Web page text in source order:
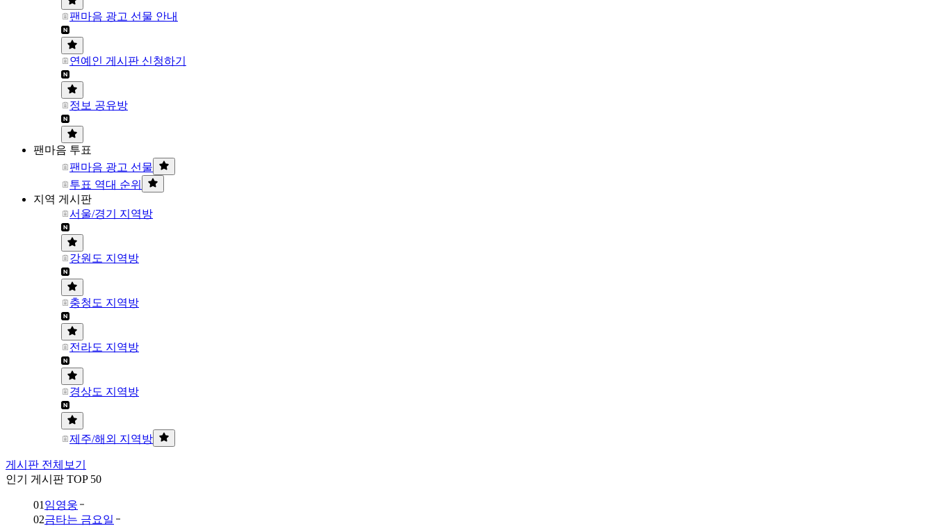
팬마음 광고 선물 안내
연예인 게시판 신청하기
정보 공유방
팬마음 투표
팬마음 광고 선물
투표 역대 순위
지역 게시판
서울/경기 지역방
강원도 지역방
충청도 지역방
전라도 지역방
경상도 지역방
제주/해외 지역방
게시판 전체보기
인기 게시판 TOP 50
01 임영웅
02금타는 금요일